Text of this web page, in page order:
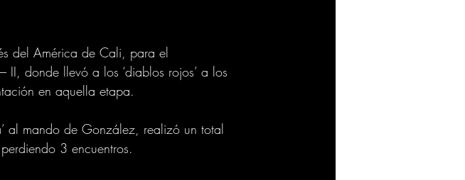
del América de Cali, para el
donde llevó a los ‘diablos rojos’ a los
en aquella etapa.
al mando de González, realizó un total
3 encuentros.